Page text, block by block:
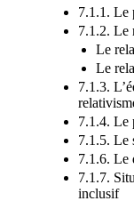
7.1.
7.1.1. Le
7.1.2. Le
Le
Le
7.1.3.
7.1.4. Le
7.1.5. Le
7.1.6. Le
7.1.7.